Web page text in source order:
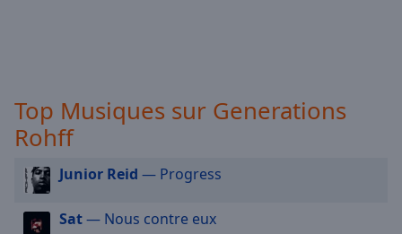
Beginning
dialog
window.
Generations - La Fouine
Generations Rap Français
Générations Afrobeat
Top Musiques sur Generations
Rohff
Junior Reid — Progress
Sat— Nous contre eux